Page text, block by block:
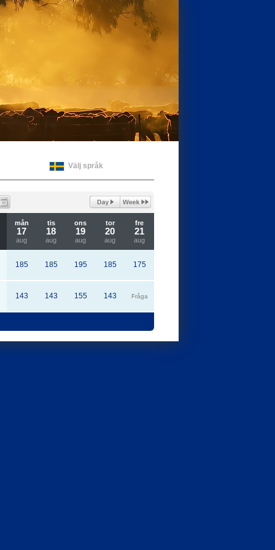
Välj språk
mån
17
aug
tis
18
aug
ons
19
aug
tor
20
aug
fre
21
aug
185 185 195 185 175
143 143 155 143 Fråga